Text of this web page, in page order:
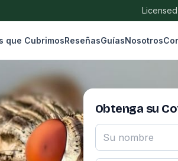
Licensed
que CubrimosReseñasGuíasNosotros
Obtenga su